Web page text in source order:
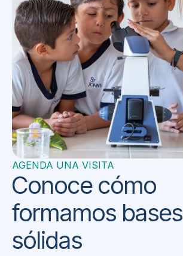
AGENDA UNA VISITA
Conoce cómo
formamos bases
sólidas